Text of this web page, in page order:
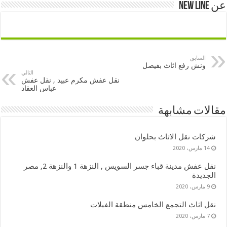
عن New Line
السابق
ونش رفع اثاث بفيصل
التالي
نقل عفش مكرم عبيد , نقل عفش
عباس العقاد
مقالات مشابهة
شركات نقل الاثاث بحلوان
14 مارس، 2020
نقل عفش مدينة قباء جسر السويس , النزهة 1 والنزهة 2, مصر
الجديدة
9 مارس، 2020
نقل اثاث التجمع الخامس منطقة الفيلات
7 مارس، 2020